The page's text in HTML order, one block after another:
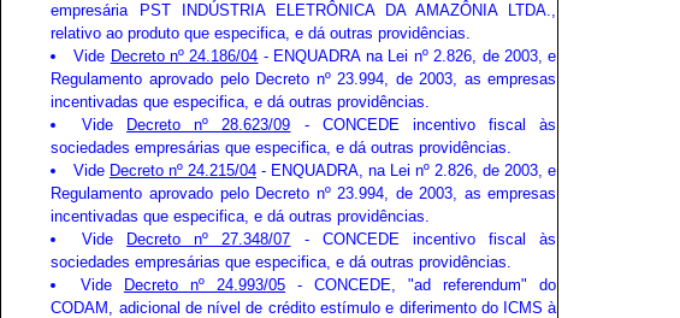
empresária PST INDÚSTRIA ELETRÔNICA DA AMAZÔNIA LTDA.,
relativo ao produto que especifica, e dá outras providências.
Vide Decreto nº 24.186/04 - ENQUADRA na Lei nº 2.826, de 2003, e
Regulamento aprovado pelo Decreto nº 23.994, de 2003, as empresas
incentivadas que especifica, e dá outras providências.
Vide
Decreto nº 28.623/09 - CONCEDE incentivo fiscal às
sociedades empresárias que especifica, e dá outras providências.
Vide Decreto nº 24.215/04- ENQUADRA, na Lei nº 2.826, de 2003, e
Regulamento aprovado pelo Decreto nº 23.994, de 2003, as empresas
incentivadas que especifica, e dá outras providências.
Vide
Decreto nº 27.348/07 - CONCEDE incentivo fiscal às
sociedades empresárias que especifica, e dá outras providências.
Vide
Decreto nº 24.993/05 - CONCEDE, "ad referendum" do
CODAM, adicional de nível de crédito estímulo e diferimento do ICMS à